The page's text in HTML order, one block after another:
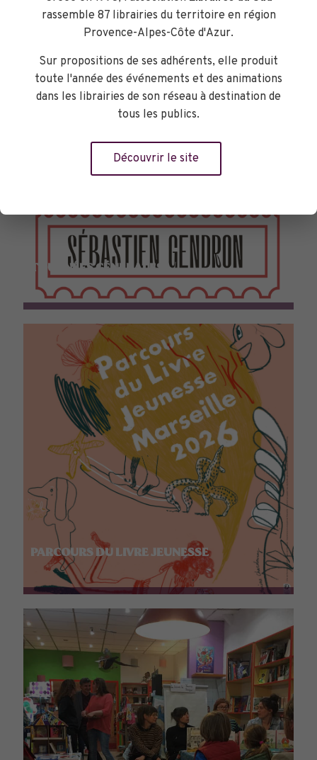
TOURNÉES GÉNÉRALES
PARCOURS DU LIVRE JEUNESSE
rassemble 87 librairies du territoire en région
Provence-Alpes-Côte d'Azur.
Sur propositions de ses adhérents, elle produit
toute l'année des événements et des animations
dans les librairies de son réseau à destination de
tous les publics.
Découvrir le site